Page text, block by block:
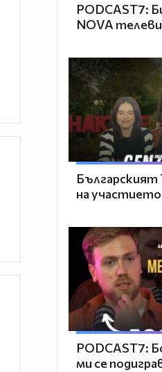
PODCAST7:
NOVA
на участието
PODCAST7:
ми се